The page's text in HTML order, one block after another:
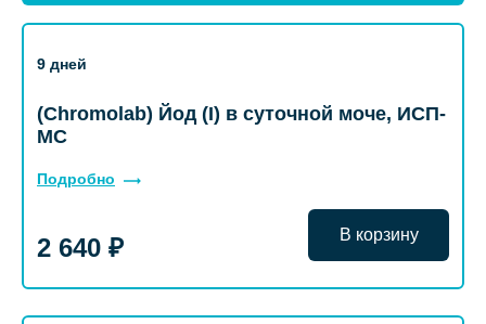
9 дней
(Chromolab) Йод (I) в суточной моче, ИСП-
МС
Подробно
2 640 ₽ В корзину